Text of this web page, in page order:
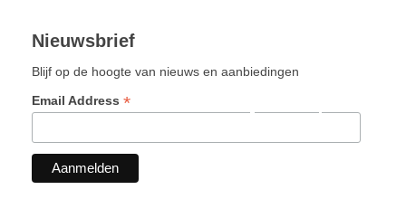
Nieuwsbrief
Blijf op de hoogte van nieuws en aanbiedingen
Email Address *